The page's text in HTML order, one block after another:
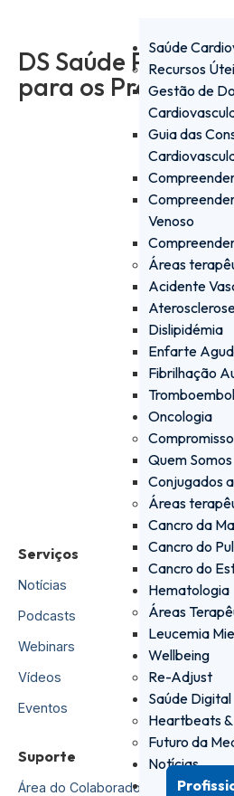
Saúde
Recursos
Gestão de
Guia das
Venoso
Áreas
Acidente
Dislipidémia
Enfarte
Fibrilhação
Oncologia
Quem Somos
Conjugados
Áreas
Cancro da
Cancro do
Cancro do
Hematologia
Áreas
Leucemia
Wellbeing
Re-Adjust
Saúde Digital
Heartbeats
Futuro da
Notícias
DS Saúde PRO - a
para os
Iniciar
Criar
Serviços
Notícias
Podcasts
Webinars
Vídeos
Eventos
Suporte
Área do Colaborador